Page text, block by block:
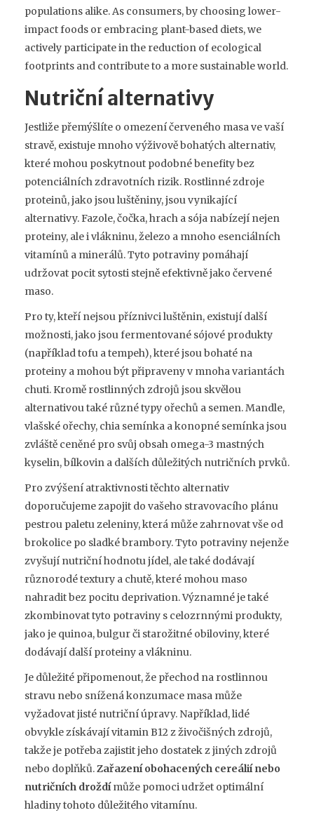
populations alike. As consumers, by choosing lower-
impact foods or embracing plant-based diets, we
actively participate in the reduction of ecological
footprints and contribute to a more sustainable world.
Nutriční alternativy
Jestliže přemýšlíte o omezení červeného masa ve vaší
stravě, existuje mnoho výživově bohatých alternativ,
které mohou poskytnout podobné benefity bez
potenciálních zdravotních rizik. Rostlinné zdroje
proteinů, jako jsou luštěniny, jsou vynikající
alternativy. Fazole, čočka, hrach a sója nabízejí nejen
proteiny, ale i vlákninu, železo a mnoho esenciálních
vitamínů a minerálů. Tyto potraviny pomáhají
udržovat pocit sytosti stejně efektivně jako červené
maso.
Pro ty, kteří nejsou příznivci luštěnin, existují další
možnosti, jako jsou fermentované sójové produkty
(například tofu a tempeh), které jsou bohaté na
proteiny a mohou být připraveny v mnoha variantách
chuti. Kromě rostlinných zdrojů jsou skvělou
alternativou také různé typy ořechů a semen. Mandle,
vlašské ořechy, chia semínka a konopné semínka jsou
zvláště ceněné pro svůj obsah omega-3 mastných
kyselin, bílkovin a dalších důležitých nutričních prvků.
Pro zvýšení atraktivnosti těchto alternativ
doporučujeme zapojit do vašeho stravovacího plánu
pestrou paletu zeleniny, která může zahrnovat vše od
brokolice po sladké brambory. Tyto potraviny nejenže
zvyšují nutriční hodnotu jídel, ale také dodávají
různorodé textury a chutě, které mohou maso
nahradit bez pocitu deprivation. Významné je také
zkombinovat tyto potraviny s celozrnnými produkty,
jako je quinoa, bulgur či starožitné obiloviny, které
dodávají další proteiny a vlákninu.
Je důležité připomenout, že přechod na rostlinnou
stravu nebo snížená konzumace masa může
vyžadovat jisté nutriční úpravy. Například, lidé
obvykle získávají vitamin B12 z živočišných zdrojů,
takže je potřeba zajistit jeho dostatek z jiných zdrojů
nebo doplňků.Zařazení obohacených cereálií nebo
nutričních droždímůže pomoci udržet optimální
hladiny tohoto důležitého vitamínu.